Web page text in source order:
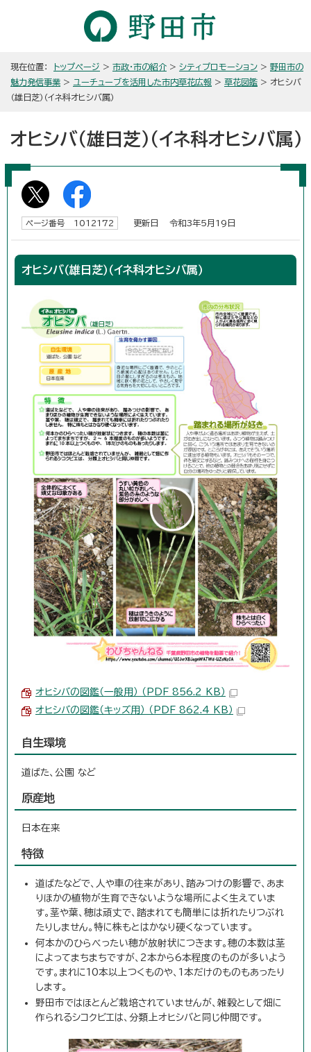
現在位置： トップページ > 市政・市の紹介 > シティプロモーション > 野田市の
魅力発信事業 > ユーチューブを活用した市内草花広報 > 草花図鑑 > オヒシバ
（雄日芝）（イネ科オヒシバ属）
オヒシバ（雄日芝）（イネ科オヒシバ属）
ページ番号 1012172 更新日 令和3年5月19日
オヒシバ（雄日芝）（イネ科オヒシバ属）
オヒシバの図鑑（一般用） （PDF 856.2 KB）
オヒシバの図鑑（キッズ用） （PDF 862.4 KB）
自生環境
道ばた、公園 など
原産地
日本在来
特徴
道ばたなどで、人や車の往来があり、踏みつけの影響で、あま
りほかの植物が生育できないような場所によく生えていま
す。茎や葉、穂は頑丈で、踏まれても簡単には折れたりつぶれ
たりしません。特に株もとはかなり硬くなっています。
何本かのひらべったい穂が放射状につきます。穂の本数は茎
によってまちまちですが、2本から6本程度のものが多いよう
です。まれに10本以上つくものや、1本だけのものもあったり
します。
野田市ではほとんど栽培されていませんが、雑穀として畑に
作られるシコクビエは、分類上オヒシバと同じ仲間です。